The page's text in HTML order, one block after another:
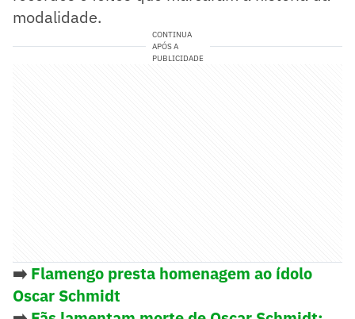
modalidade.
CONTINUA
APÓS A
PUBLICIDADE
➡️ Flamengo presta homenagem ao ídolo
Oscar Schmidt